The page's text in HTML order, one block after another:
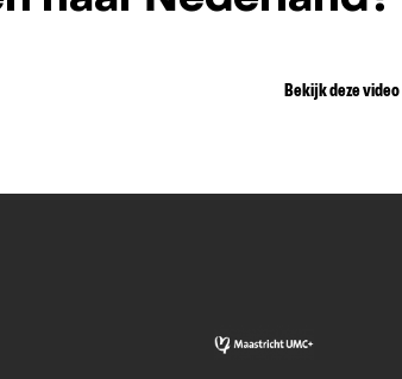
Bekijk deze video